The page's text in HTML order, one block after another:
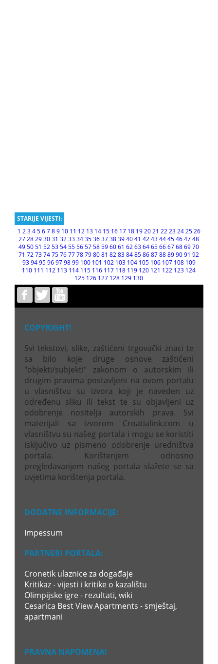
STARIJE VIJESTI:
1 23456789 10 11 12 13 14 15 16 17 18 192021 2223242526
27 28 29 30 31 32 33 34 35 36 37 38 39 40 41 42 43 44 45 46 47 48
49 50 51 52 53 54 55 56 57 58 59 60 61 62 63 64 65 66 67 68 69 70
71 72 73 74 75 76 77 78 79 80 81 82 83 84 85 86 87 88 89 90 91 92
93949596979899 100 101 102 103 104 105 106 107 108 109
110 111 112 113 114 115 116 117 118 119 120 121 122 123 124
125 126 127 128 129 130
COPYRIGHT!
Svi tekstovi, slike, zaštićeni trgovački znaci te
sa bilo koje druge osnove zaštićeni
"objekti/subjekti" zakonom o autorskim ili
drugim pravima postavljeni na ovom portalu
u vlasništvu su izvora koji je naveden uz
određenu sliku ili tekst te su objavljeni uz
odobrenje nositelja autorskih prava. Svi
materijali sa izvorom Croatialink.com u
vlasništvu su našeg portala i mogu se koristiti
isključivo uz pismeno odobrenje uredništva
portala. Korištenjem odnosno
pregledavanjem našeg portala slažete se sa
uvjetima korištenja portala.
DODATNE INFORMACIJE:
Impessum
PARTNERI PORTALA:
Cronetik ulaznice za događaje
Kritikaz - vijesti i kritike o kazalištu
Olimpijske igre - rezultati, wiki
Cesarica Best View Apartments - smještaj,
apartmani
PRAVNA NAPOMENA!